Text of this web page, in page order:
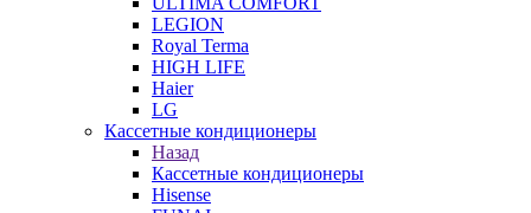
LEGION
Royal Terma
HIGH LIFE
Haier
LG
Кассетные кондиционеры
Назад
Кассетные кондиционеры
Hisense